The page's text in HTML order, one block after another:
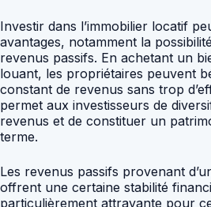
Investir dans l’immobilier locatif
avantages, notamment la
revenus passifs. En achetant un
louant, les propriétaires peuvent
constant de revenus sans trop
permet aux investisseurs de
revenus et de constituer un
terme.
Les revenus passifs provenant
offrent une certaine stabilité
particulièrement attrayante pour